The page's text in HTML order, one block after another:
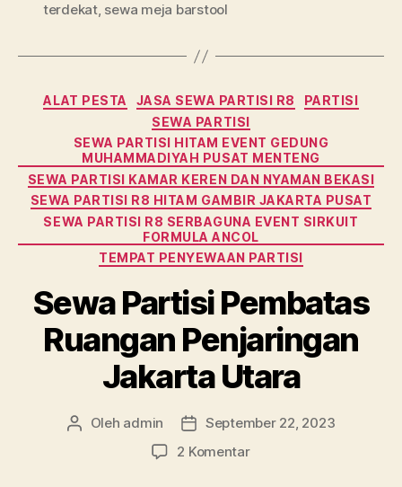
terdekat, sewa meja barstool
Kategori
ALAT PESTA JASA SEWA PARTISI R8
PARTISI
SEWA PARTISI
SEWA PARTISI HITAM EVENT GEDUNG
MUHAMMADIYAH PUSAT MENTENG
SEWA PARTISI KAMAR KEREN DAN NYAMAN BEKASI
SEWA PARTISI R8 HITAM GAMBIR JAKARTA PUSAT
SEWA PARTISI R8 SERBAGUNA EVENT SIRKUIT
FORMULA ANCOL
TEMPAT PENYEWAAN PARTISI
Sewa Partisi Pembatas
Ruangan Penjaringan
Jakarta Utara
Penulis
Oleh admin
Tanggal
artikel
September 22, 2023
2 Komentarpada